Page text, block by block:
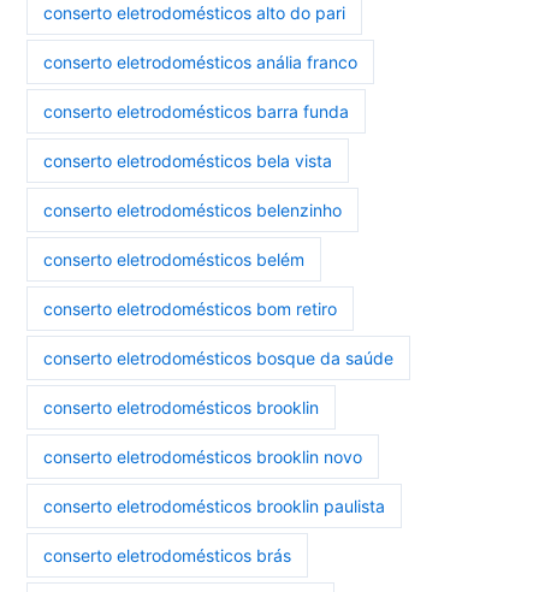
conserto eletrodomésticos alto do pari
conserto eletrodomésticos anália franco
conserto eletrodomésticos barra funda
conserto eletrodomésticos bela vista
conserto eletrodomésticos belenzinho
conserto eletrodomésticos belém
conserto eletrodomésticos bom retiro
conserto eletrodomésticos bosque da saúde
conserto eletrodomésticos brooklin
conserto eletrodomésticos brooklin novo
conserto eletrodomésticos brooklin paulista
conserto eletrodomésticos brás